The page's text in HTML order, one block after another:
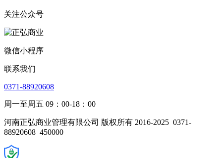
关注公众号
微信小程序
联系我们
0371-88920608
周一至周五 09：00-18：00
河南正弘商业管理有限公司 版权所有 2016-2025 0371-
88920608 450000